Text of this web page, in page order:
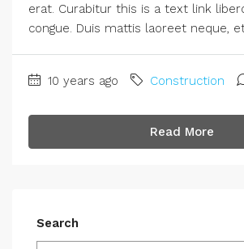
erat. Curabitur this is a text link
congue. Duis mattis laoreet neque,
10 years ago Construction
Read More
Search